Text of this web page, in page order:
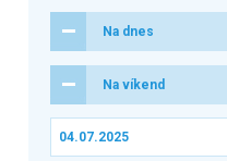
Na dnes
Na víkend